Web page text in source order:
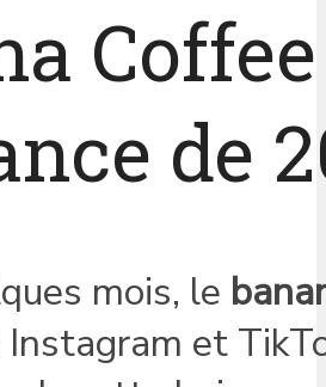
de
mois, le
Instagram et